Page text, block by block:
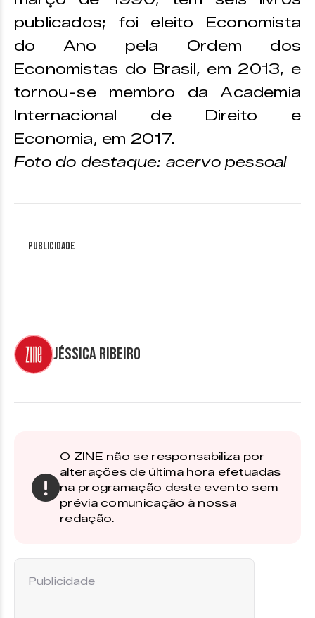
publicados; foi eleito Economista
do Ano pela Ordem dos
Economistas do Brasil, em 2013, e
tornou-se membro da Academia
Internacional de Direito e
Economia, em 2017.
Foto do destaque: acervo pessoal
Publicidade
Jéssica Ribeiro
O ZINE não se responsabiliza por
alterações de última hora efetuadas
na programação deste evento sem
prévia comunicação à nossa
redação.
Publicidade